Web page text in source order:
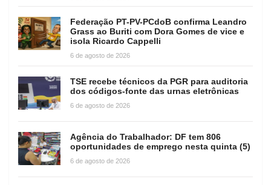
Federação PT-PV-PCdoB confirma Leandro
Grass ao Buriti com Dora Gomes de vice e
isola Ricardo Cappelli
6 de agosto de 2026
TSE recebe técnicos da PGR para auditoria
dos códigos-fonte das urnas eletrônicas
6 de agosto de 2026
Agência do Trabalhador: DF tem 806
oportunidades de emprego nesta quinta (5)
6 de agosto de 2026